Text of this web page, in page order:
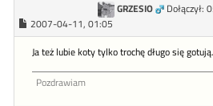
GRZESIO
Dołączył:
2007-04-11, 01:05
Ja też lubie koty tylko trochę długo się
Pozdrawiam